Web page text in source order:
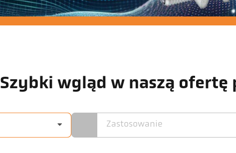
Szybki wgląd w naszą
Zastosowanie